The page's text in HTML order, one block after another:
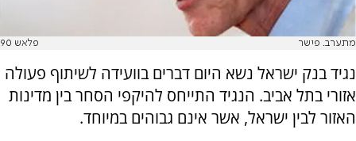
מתערב. פישר פלאש 90
נגיד בנק ישראל נשא היום דברים בוועידה לשיתוף פעולה
אזורי בתל אביב. הנגיד התייחס להיקפי הסחר בין מדינות
האזור לבין ישראל, אשר אינם גבוהים במיוחד.